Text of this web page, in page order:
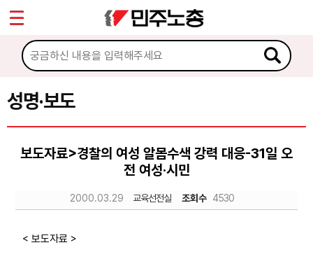
성명·보도
보도자료>경찰의 여성 알몸수색 강력 대응-31일 오
전 여성·시민
2000.03.29 교육선전실 조회수 4530
< 보도자료 >
마이페이지
소개
소식
공지사항
성명·보도
Sketchbook5, 스케치북5
Sketchbook5, 스케치북5